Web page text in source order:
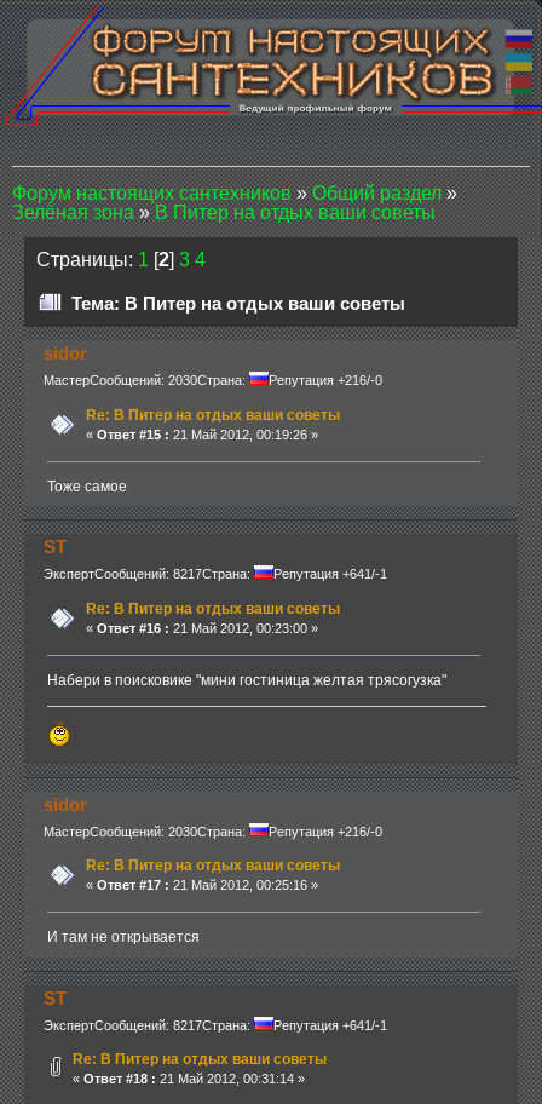
Форум настоящих сантехников»Общий раздел»
Зелёная зона»В Питер на отдых ваши советы
Страницы: 1 [2] 3 4
Тема: В Питер на отдых ваши советы
sidor
МастерСообщений: 2030Страна: Репутация +216/-0
Re: В Питер на отдых ваши советы
« Ответ #15 : 21 Май 2012, 00:19:26 »
Тоже самое
ST
ЭкспертСообщений: 8217Страна: Репутация +641/-1
Re: В Питер на отдых ваши советы
« Ответ #16 : 21 Май 2012, 00:23:00 »
Набери в поисковике "мини гостиница желтая трясогузка"
sidor
МастерСообщений: 2030Страна: Репутация +216/-0
Re: В Питер на отдых ваши советы
« Ответ #17 : 21 Май 2012, 00:25:16 »
И там не открывается
ST
ЭкспертСообщений: 8217Страна: Репутация +641/-1
Re: В Питер на отдых ваши советы
« Ответ #18 : 21 Май 2012, 00:31:14 »